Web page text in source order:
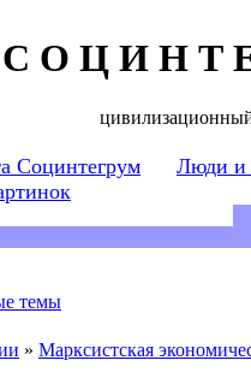
С О Ц И Н Т
Социнтегрум
Люди и
темы
» Марксистская